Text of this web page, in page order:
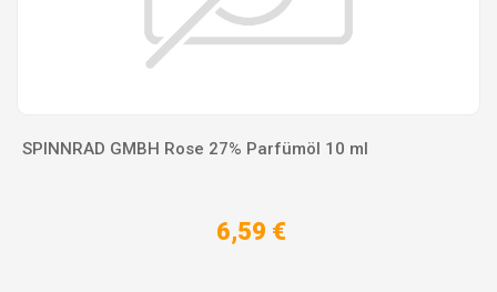
SPINNRAD GMBH Rose 27% Parfümöl 10 ml
6,59 €